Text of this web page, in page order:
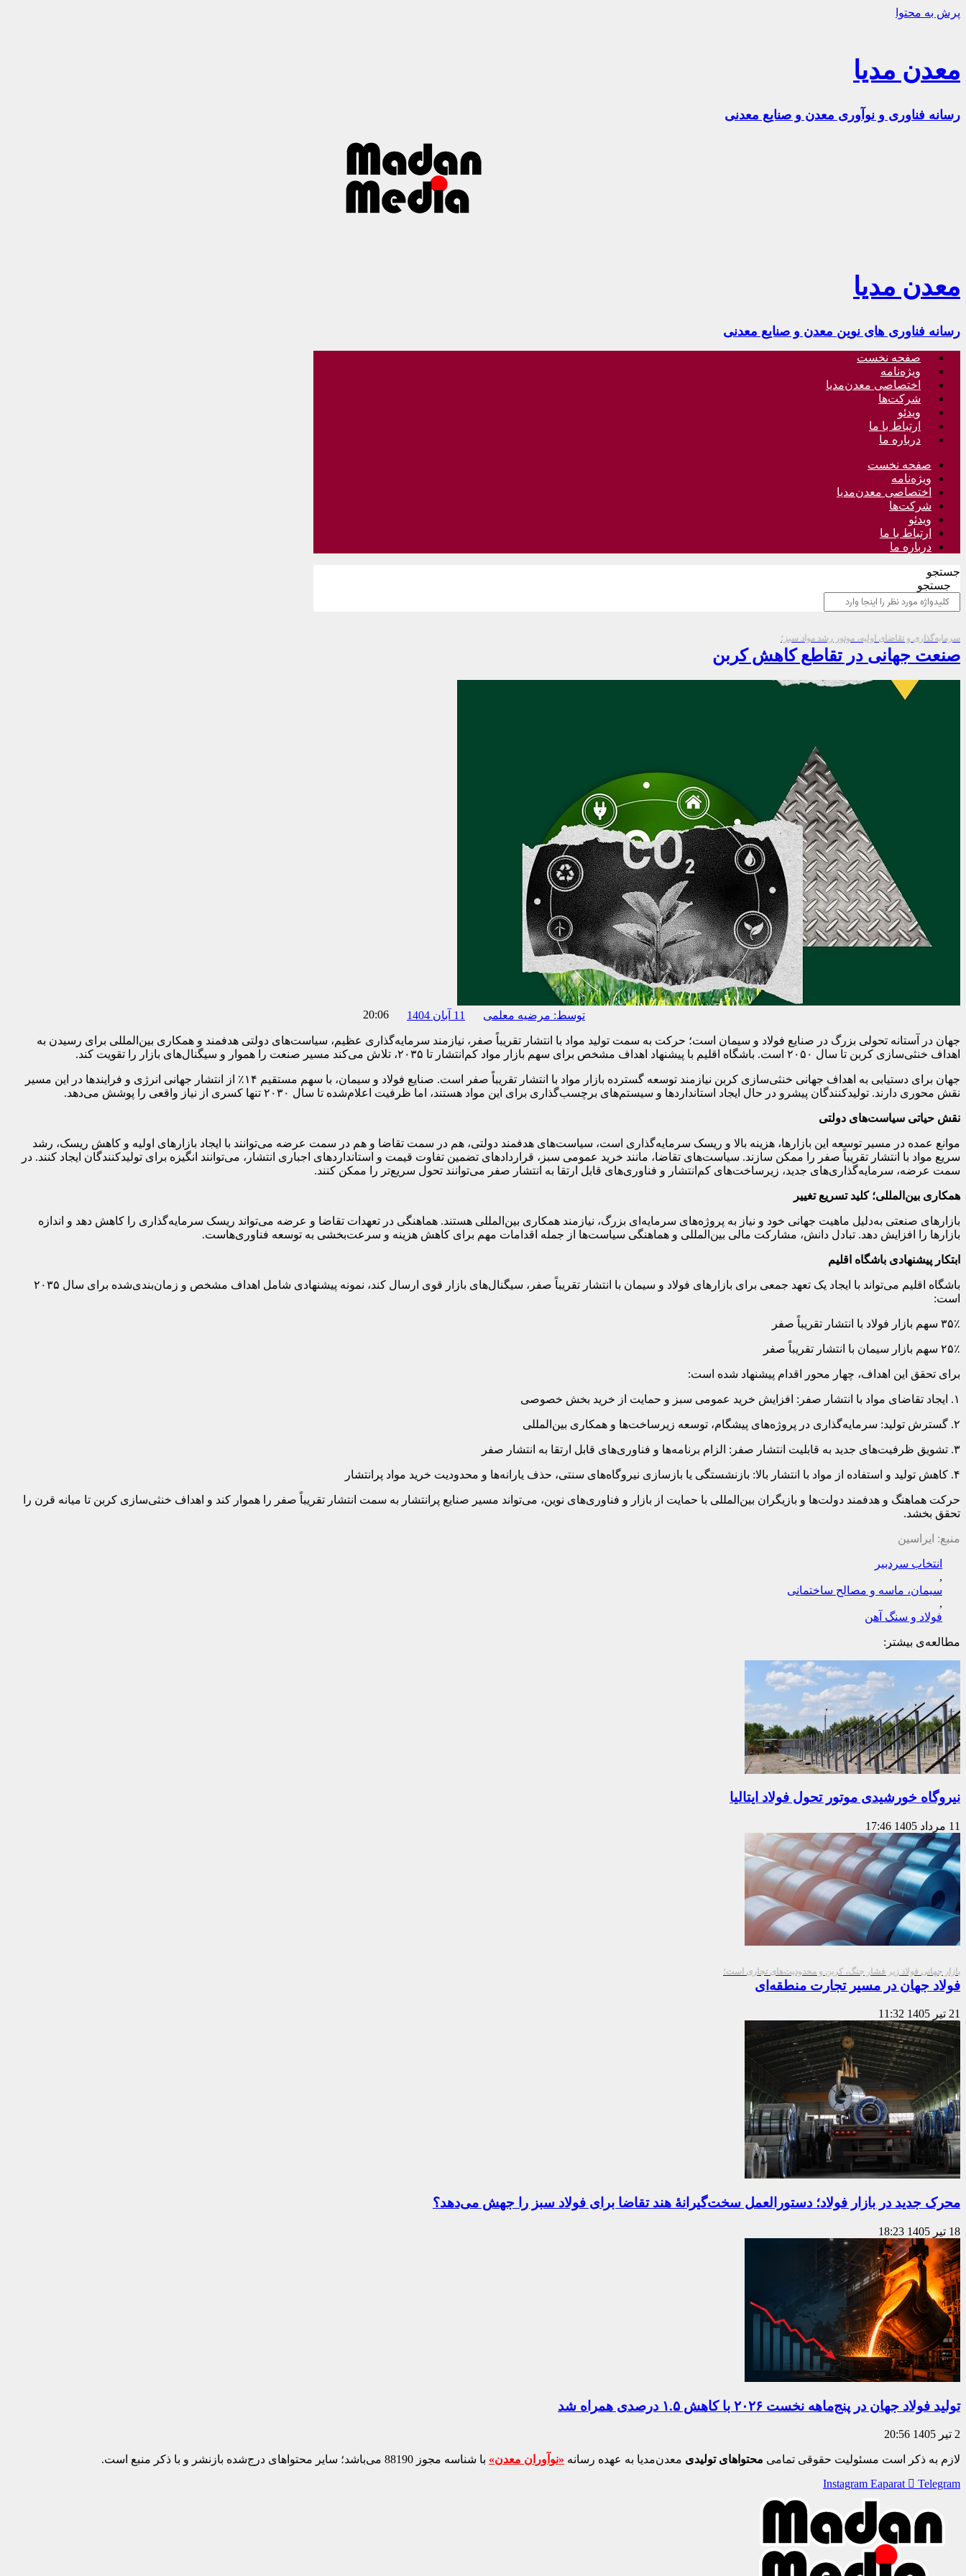
پرش به محتوا
معدن مدیا
رسانه فناوری و نوآوری معدن و صنایع معدنی
معدن مدیا
رسانه فناوری های نوین معدن و صنایع معدنی
صفحه نخست
ویژه‌نامه
اختصاصی معدن‌مدیا
شرکت‌ها
ویدئو
ارتباط با ما
درباره ما
صفحه نخست
ویژه‌نامه
اختصاصی معدن‌مدیا
شرکت‌ها
ویدئو
ارتباط با ما
درباره ما
جستجو
جستجو
سرمایه‌گذاری و تقاضای اولیه، موتور رشد مواد سبز؛
صنعت جهانی در تقاطع کاهش کربن
توسط: مرضیه معلمی 11 آبان 1404 20:06
جهان در آستانه تحولی بزرگ در صنایع فولاد و سیمان است؛ حرکت به سمت تولید مواد با انتشار تقریباً صفر، نیازمند سرمایه‌گذاری عظیم، سیاست‌های دولتی هدفمند و همکاری بین‌المللی برای رسیدن به
اهداف خنثی‌سازی کربن تا سال ۲۰۵۰ است. باشگاه اقلیم با پیشنهاد اهداف مشخص برای سهم بازار مواد کم‌انتشار تا ۲۰۳۵، تلاش می‌کند مسیر صنعت را هموار و سیگنال‌های بازار را تقویت کند.
جهان برای دستیابی به اهداف جهانی خنثی‌سازی کربن نیازمند توسعه گسترده بازار مواد با انتشار تقریباً صفر است. صنایع فولاد و سیمان، با سهم مستقیم ۱۴٪ از انتشار جهانی انرژی و فرایندها در این مسیر
نقش محوری دارند. تولیدکنندگان پیشرو در حال ایجاد استانداردها و سیستم‌های برچسب‌گذاری برای این مواد هستند، اما ظرفیت اعلام‌شده تا سال ۲۰۳۰ تنها کسری از نیاز واقعی را پوشش می‌دهد.
نقش حیاتی سیاست‌های دولتی
موانع عمده در مسیر توسعه این بازارها، هزینه بالا و ریسک سرمایه‌گذاری است، سیاست‌های هدفمند دولتی، هم در سمت تقاضا و هم در سمت عرضه می‌توانند با ایجاد بازارهای اولیه و کاهش ریسک، رشد
سریع مواد با انتشار تقریباً صفر را ممکن سازند. سیاست‌های تقاضا، مانند خرید عمومی سبز، قراردادهای تضمین تفاوت قیمت و استانداردهای اجباری انتشار، می‌توانند انگیزه برای تولیدکنندگان ایجاد کنند. در
سمت عرضه، سرمایه‌گذاری‌های جدید، زیرساخت‌های کم‌انتشار و فناوری‌های قابل ارتقا به انتشار صفر می‌توانند تحول سریع‌تر را ممکن کنند.
همکاری بین‌المللی؛ کلید تسریع تغییر
بازارهای صنعتی به‌دلیل ماهیت جهانی خود و نیاز به پروژه‌های سرمایه‌ای بزرگ، نیازمند همکاری بین‌المللی هستند. هماهنگی در تعهدات تقاضا و عرضه می‌تواند ریسک سرمایه‌گذاری را کاهش دهد و اندازه
بازارها را افزایش دهد. تبادل دانش، مشارکت مالی بین‌المللی و هماهنگی سیاست‌ها از جمله اقدامات مهم برای کاهش هزینه و سرعت‌بخشی به توسعه فناوری‌هاست.
ابتکار پیشنهادی باشگاه اقلیم
باشگاه اقلیم می‌تواند با ایجاد یک تعهد جمعی برای بازارهای فولاد و سیمان با انتشار تقریباً صفر، سیگنال‌های بازار قوی ارسال کند، نمونه پیشنهادی شامل اهداف مشخص و زمان‌بندی‌شده برای سال ۲۰۳۵
است:
۳۵٪ سهم بازار فولاد با انتشار تقریباً صفر
۲۵٪ سهم بازار سیمان با انتشار تقریباً صفر
برای تحقق این اهداف، چهار محور اقدام پیشنهاد شده است:
۱. ایجاد تقاضای مواد با انتشار صفر: افزایش خرید عمومی سبز و حمایت از خرید بخش خصوصی
۲. گسترش تولید: سرمایه‌گذاری در پروژه‌های پیشگام، توسعه زیرساخت‌ها و همکاری بین‌المللی
۳. تشویق ظرفیت‌های جدید به قابلیت انتشار صفر: الزام برنامه‌ها و فناوری‌های قابل ارتقا به انتشار صفر
۴. کاهش تولید و استفاده از مواد با انتشار بالا: بازنشستگی یا بازسازی نیروگاه‌های سنتی، حذف یارانه‌ها و محدودیت خرید مواد پرانتشار
حرکت هماهنگ و هدفمند دولت‌ها و بازیگران بین‌المللی با حمایت از بازار و فناوری‌های نوین، می‌تواند مسیر صنایع پرانتشار به سمت انتشار تقریباً صفر را هموار کند و اهداف خنثی‌سازی کربن تا میانه قرن را
تحقق بخشد.
منبع: ایراسین
انتخاب سردبیر
,
سیمان، ماسه و مصالح ساختمانی
,
فولاد و سنگ آهن
مطالعه‌ی بیشتر:
نیروگاه خورشیدی موتور تحول فولاد ایتالیا
11 مرداد 1405 17:46
بازار جهانی فولاد زیر فشار جنگ، کربن و محدودیت‌های تجاری است؛
فولاد جهان در مسیر تجارت منطقه‌ای
21 تیر 1405 11:32
محرک جدید در بازار فولاد؛ دستورالعمل سخت‌گیرانۀ هند تقاضا برای فولاد سبز را جهش می‌دهد؟
18 تیر 1405 18:23
تولید فولاد جهان در پنج‌ماهه نخست ۲۰۲۶ با کاهش ۱.۵ درصدی همراه شد
2 تیر 1405 20:56
لازم به ذکر است مسئولیت حقوقی تمامی محتواهای تولیدی معدن‌مدیا به عهده رسانه «نوآوران معدن» با شناسه مجوز 88190 می‌باشد؛ سایر محتواهای درج‌شده بازنشر و با ذکر منبع است.
Instagram Eaparat Telegram